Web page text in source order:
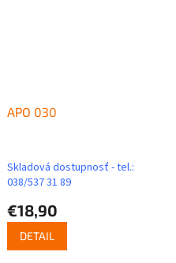
APO 030
Skladová dostupnosť - tel.:
038/537 31 89
€18,90
DETAIL